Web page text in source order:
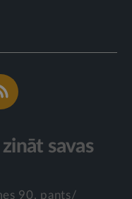
savas
90. pants/